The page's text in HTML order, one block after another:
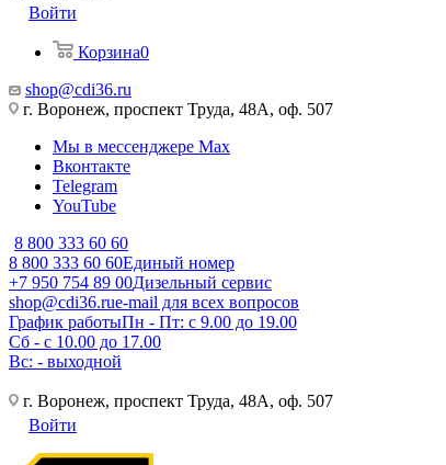
Войти
Корзина0
shop@cdi36.ru
г. Воронеж, проспект Труда, 48А, оф. 507
Мы в мессенджере Max
Вконтакте
Telegram
YouTube
8 800 333 60 60
8 800 333 60 60Единый номер
+7 950 754 89 00Дизельный сервис
shop@cdi36.rue-mail для всех вопросов
График работыПн - Пт: с 9.00 до 19.00
Сб - с 10.00 до 17.00
Вс: - выходной
г. Воронеж, проспект Труда, 48А, оф. 507
Войти